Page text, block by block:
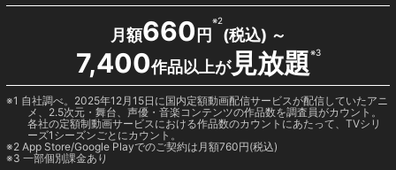
月額660 円
※2
(税込) ～
7,400作品以上が見放題※3
1 自社調べ。2025年12月15日に国内定額動画配信サービスが配信していたアニ
メ、2.5次元・舞台、声優・音楽コンテンツの作品数を調査員がカウント。
各社の定額制動画サービスにおける作品数のカウントにあたって、TVシリ
ーズ1シーズンごとにカウント。
2 App Store/Google Playでのご契約は月額760円(税込)
3 一部個別課金あり